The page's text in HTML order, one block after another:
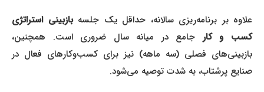
علاوه بر برنامه‌ریزی سالانه، حداقل یک جلسهبازبینی استراتژی
کسب و کارجامع در میانه سال ضروری است. همچنین،
بازبینی‌های فصلی (سه ماهه) نیز برای کسب‌وکارهای فعال در
صنایع پرشتاب، به شدت توصیه می‌شود.